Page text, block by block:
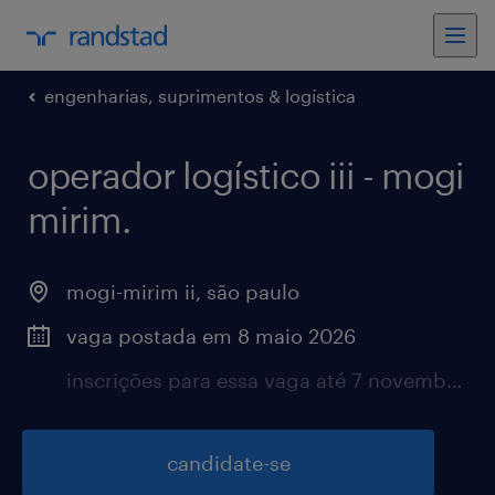
engenharias, suprimentos & logística
operador logístico iii - mogi
mirim.
mogi-mirim ii, são paulo
vaga postada em 8 maio 2026
inscrições para essa vaga até 7 novembro 2026
candidate-se